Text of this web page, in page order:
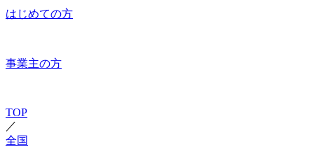
はじめての方
事業主の方
TOP
／
全国